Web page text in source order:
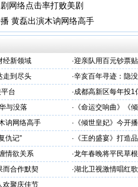
网络点击率打败美剧
黄磊出演木讷网络高手
经新领域 ·迎亲队用百元钞票
走到尽头 ·辛亥百年寻迹：隐
台 ·成都高新区每年投1
与没落 · 《命运交响曲》《
讷网络高手 · 《倾世皇妃》今开
仇记” · 《王的盛宴》打造
情欲关系 ·龙年春晚将平民草
而合作默契 ·湖北卫视激情唱红
欢聚庆佳节